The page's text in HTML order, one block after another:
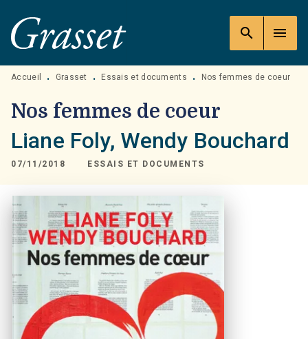
MENU RECHERCHE
PIED DE PAGE
search menu
Accueil • Grasset • Essais et documents • Nos femmes de coeur
Nos femmes de coeur
Liane Foly, Wendy Bouchard
07/11/2018 ESSAIS ET DOCUMENTS